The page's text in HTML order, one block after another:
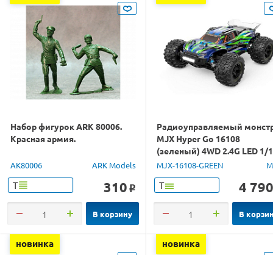
Набор фигурок ARK 80006.
Красная армия.
AK80006 ARK Models
Т 310 o
В корзину
Радиоуправляемый
MJX Hyper Go 16108
(зеленый) 4WD 2.4G LED 1/
RTR
MJX-16108-GREEN
Т 4 790
В
новинка новинка